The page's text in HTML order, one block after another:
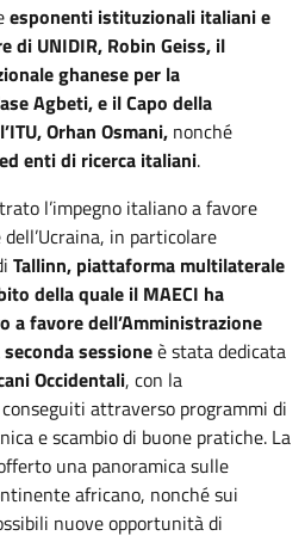
esponenti istituzionali italiani e
UNIDIR, Robin Geiss, il
ghanese per la
Agbeti, e il Capo della
Orhan Osmani, nonché
enti di ricerca italiani.
l’impegno italiano a favore
in particolare
Tallinn, piattaforma multilaterale
della quale il MAECI ha
a favore dell’Amministrazione
seconda sessioneè stata dedicata
Occidentali, con la
attraverso programmi di
e scambio di buone pratiche. La
una panoramica sulle
africano, nonché sui
nuove opportunità di